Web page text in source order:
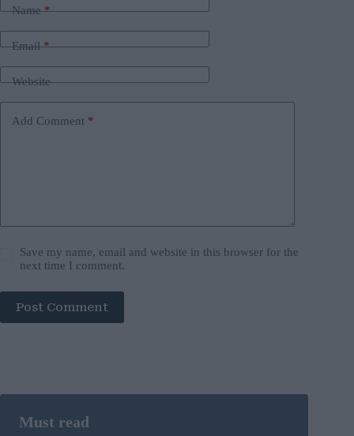
Name*
Email*
Website
Add Comment *
Save my name, email and website in this browser for the
next time I comment.
Post Comment